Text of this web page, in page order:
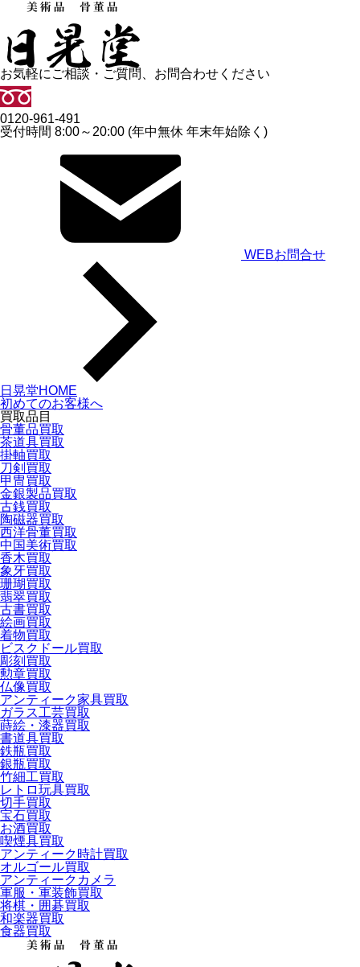
お気軽にご相談・ご質問、お問合わせください
0120-961-491
受付時間 8:00～20:00 (年中無休 年末年始除く)
WEBお問合せ
日晃堂HOME
初めてのお客様へ
買取品目
骨董品買取
茶道具買取
掛軸買取
刀剣買取
甲冑買取
金銀製品買取
古銭買取
陶磁器買取
西洋骨董買取
中国美術買取
香木買取
象牙買取
珊瑚買取
翡翠買取
古書買取
絵画買取
着物買取
ビスクドール買取
彫刻買取
勲章買取
仏像買取
アンティーク家具買取
ガラス工芸買取
蒔絵・漆器買取
書道具買取
鉄瓶買取
銀瓶買取
竹細工買取
レトロ玩具買取
切手買取
宝石買取
お酒買取
喫煙具買取
アンティーク時計買取
オルゴール買取
アンティークカメラ
軍服・軍装飾買取
将棋・囲碁買取
和楽器買取
食器買取